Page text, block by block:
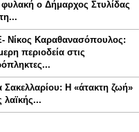
ο Δήμαρχος Στυλίδας
Νίκος Καραθανασόπουλος:
περιοδεία στις
Σακελλαρίου: Η «άτακτη ζωή»
λαϊκής...